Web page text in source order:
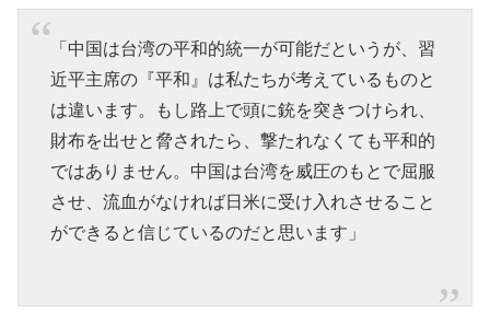
「中国は台湾の平和的統一が可能だというが、習
近平主席の『平和』は私たちが考えているものと
は違います。もし路上で頭に銃を突きつけられ、
財布を出せと脅されたら、撃たれなくても平和的
ではありません。中国は台湾を威圧のもとで屈服
させ、流血がなければ日米に受け入れさせること
ができると信じているのだと思います」